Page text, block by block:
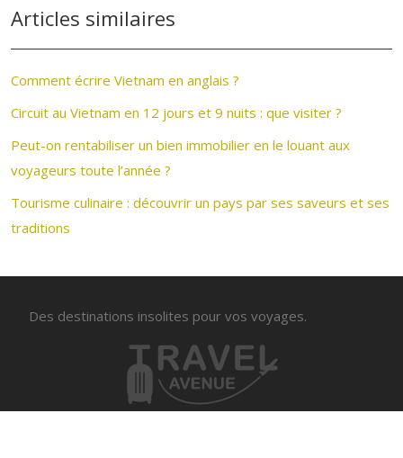
Articles similaires
Comment écrire Vietnam en anglais ?
Circuit au Vietnam en 12 jours et 9 nuits : que visiter ?
Peut-on rentabiliser un bien immobilier en le louant aux
voyageurs toute l’année ?
Tourisme culinaire : découvrir un pays par ses saveurs et ses
traditions
Des destinations insolites pour vos voyages.